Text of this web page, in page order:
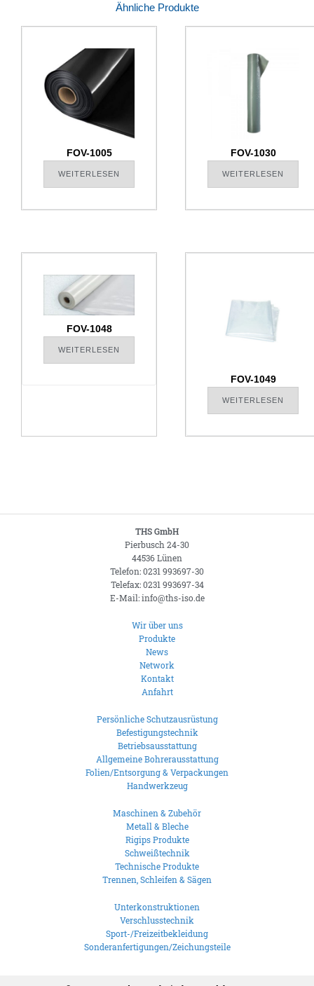
Ähnliche Produkte
FOV-1005
WEITERLESEN
FOV-1030
WEITERLESEN
FOV-1048
WEITERLESEN
FOV-1049
WEITERLESEN
THS GmbH
Pierbusch 24-30
44536 Lünen
Telefon: 0231 993697-30
Telefax: 0231 993697-34
E-Mail: info@ths-iso.de
Wir über uns
Produkte
News
Network
Kontakt
Anfahrt
Persönliche Schutzausrüstung
Befestigungstechnik
Betriebsausstattung
Allgemeine Bohrerausstattung
Folien/Entsorgung & Verpackungen
Handwerkzeug
Maschinen & Zubehör
Metall & Bleche
Rigips Produkte
Schweißtechnik
Technische Produkte
Trennen, Schleifen & Sägen
Unterkonstruktionen
Verschlusstechnik
Sport-/Freizeitbekleidung
Sonderanfertigungen/Zeichungsteile